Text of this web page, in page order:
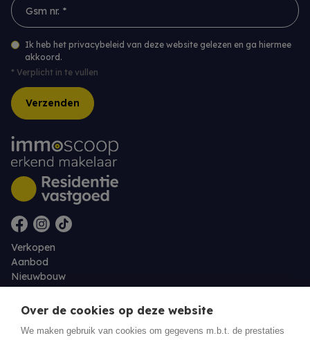
Ik heb het privacybeleid van deze website gelezen en ga hiermee
akkoord.
* Verplicht in te vullen
Verzenden
Verkopen
Aanbod
Nieuwbouw
Over ons
Contact
Over de cookies op deze website
We maken gebruik van cookies om gegevens m.b.t. de prestaties